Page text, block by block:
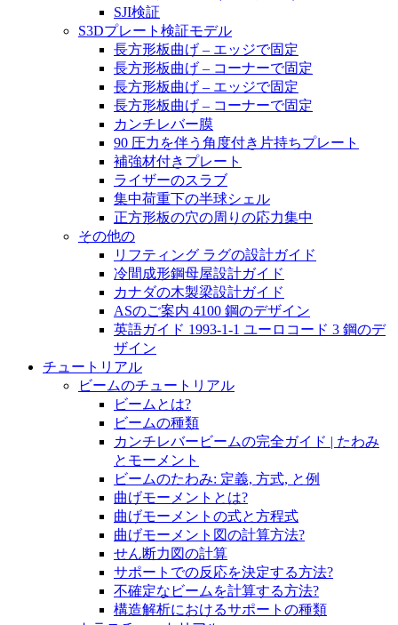
SJI検証
S3Dプレート検証モデル
長方形板曲げ – エッジで固定
長方形板曲げ – コーナーで固定
長方形板曲げ – エッジで固定
長方形板曲げ – コーナーで固定
カンチレバー膜
90 圧力を伴う角度付き片持ちプレート
補強材付きプレート
ライザーのスラブ
集中荷重下の半球シェル
正方形板の穴の周りの応力集中
その他の
リフティング ラグの設計ガイド
冷間成形鋼母屋設計ガイド
カナダの木製梁設計ガイド
ASのご案内 4100 鋼のデザイン
英語ガイド 1993-1-1 ユーロコード 3 鋼のデ
ザイン
チュートリアル
ビームのチュートリアル
ビームとは?
ビームの種類
カンチレバービームの完全ガイド | たわみ
とモーメント
ビームのたわみ: 定義, 方式, と例
曲げモーメントとは?
曲げモーメントの式と方程式
曲げモーメント図の計算方法?
せん断力図の計算
サポートでの反応を決定する方法?
不確定なビームを計算する方法?
構造解析におけるサポートの種類